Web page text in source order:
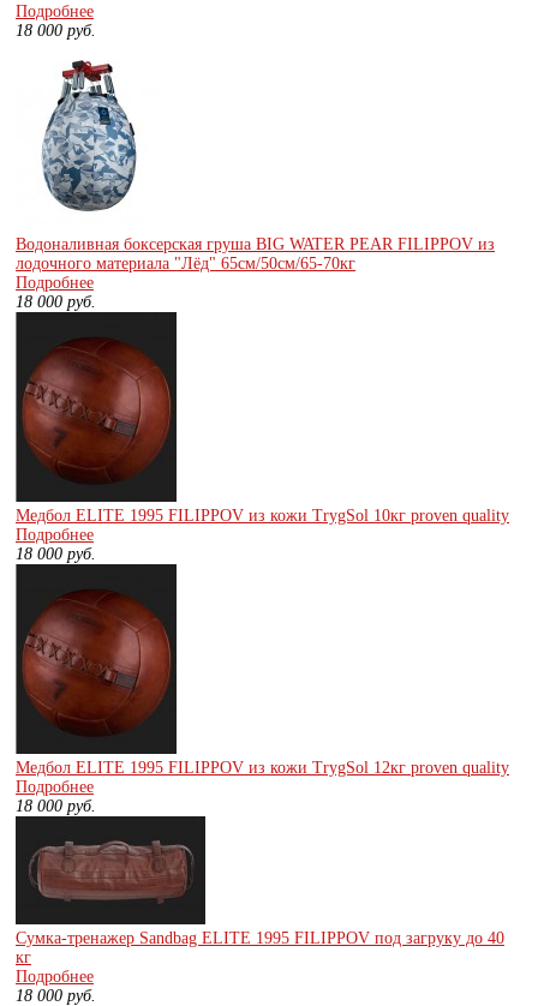
Подробнее
18 000 руб.
Водоналивная боксерская груша BIG WATER PEAR FILIPPOV из
лодочного материала "Лёд" 65см/50см/65-70кг
Подробнее
18 000 руб.
Медбол ELITE 1995 FILIPPOV из кожи TrygSol 10кг proven quality
Подробнее
18 000 руб.
Медбол ELITE 1995 FILIPPOV из кожи TrygSol 12кг proven quality
Подробнее
18 000 руб.
Сумка-тренажер Sandbag ELITE 1995 FILIPPOV под загруку до 40
кг
Подробнее
18 000 руб.